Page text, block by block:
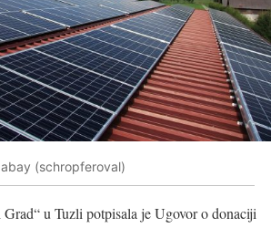
(schropferoval)
u Tuzli potpisala je Ugovor o donaciji